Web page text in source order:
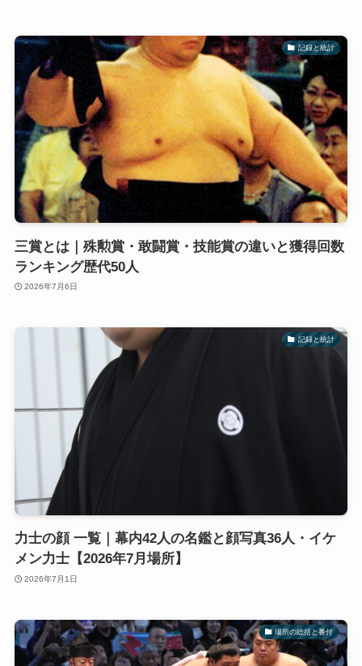
記録と統計
三賞とは｜殊勲賞・敢闘賞・技能賞の違いと獲得回数
ランキング歴代50人
2026年7月6日
記録と統計
力士の顔 一覧｜幕内42人の名鑑と顔写真36人・イケ
メン力士【2026年7月場所】
2026年7月1日
場所の総括と番付